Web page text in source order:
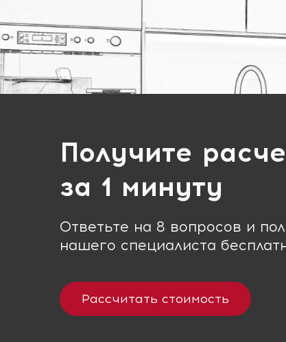
Получите
за 1 минуту
Ответьте на 8 вопросов и
нашего специалиста
Рассчитать стоимость